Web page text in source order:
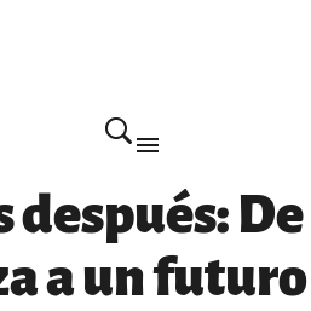
después: De
a un futuro